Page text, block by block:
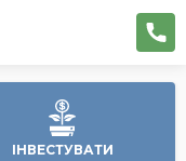
ІНВЕСТУВАТИ